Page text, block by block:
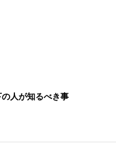
人が知るべき事